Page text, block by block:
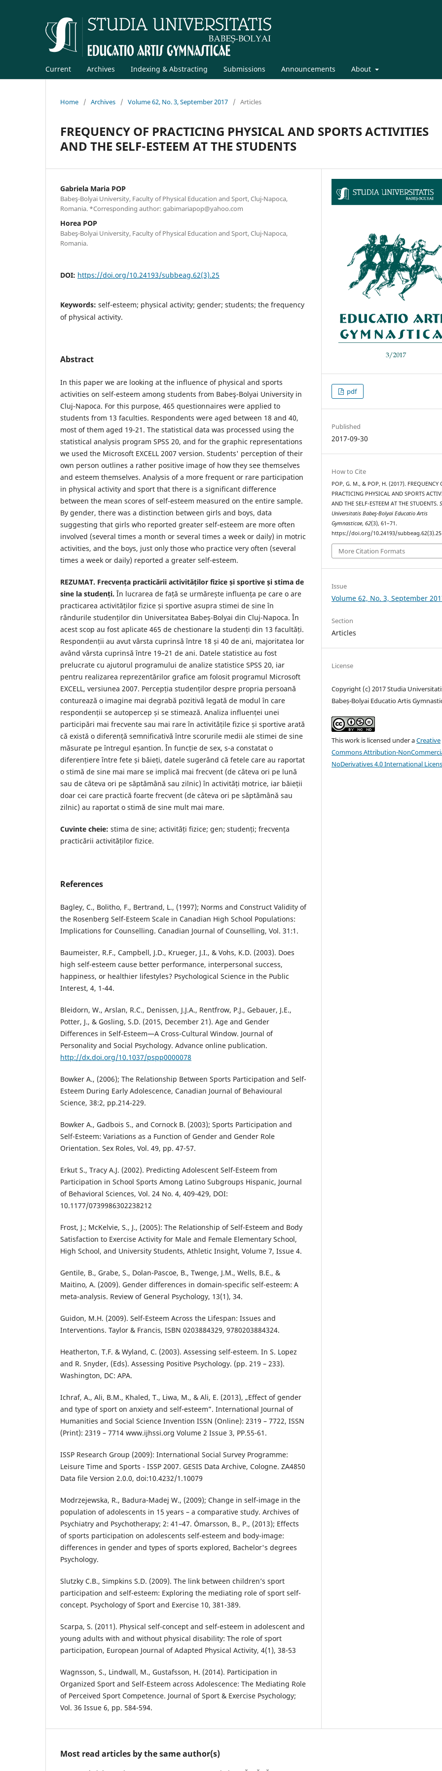
Current Archives Indexing & Abstracting Submissions Announcements About
Home / Archives / Volume 62, No. 3, September 2017 / Articles
FREQUENCY OF PRACTICING PHYSICAL AND SPORTS ACTIVITIES
AND THE SELF-ESTEEM AT THE STUDENTS
Gabriela Maria POP
Babeş-Bolyai University, Faculty of Physical Education and Sport, Cluj-Napoca,
Romania. *Corresponding author: gabimariapop@yahoo.com
Horea POP
Babeş-Bolyai University, Faculty of Physical Education and Sport, Cluj-Napoca,
Romania.
DOI: https://doi.org/10.24193/subbeag.62(3).25
Keywords: self-esteem; physical activity; gender; students; the frequency
of physical activity.
Abstract
In this paper we are looking at the influence of physical and sports
activities on self-esteem among students from Babeş-Bolyai University in
Cluj-Napoca. For this purpose, 465 questionnaires were applied to
students from 13 faculties. Respondents were aged between 18 and 40,
most of them aged 19-21. The statistical data was processed using the
statistical analysis program SPSS 20, and for the graphic representations
we used the Microsoft EXCELL 2007 version. Students' perception of their
own person outlines a rather positive image of how they see themselves
and esteem themselves. Analysis of a more frequent or rare participation
in physical activity and sport that there is a significant difference
between the mean scores of self-esteem measured on the entire sample.
By gender, there was a distinction between girls and boys, data
suggesting that girls who reported greater self-esteem are more often
involved (several times a month or several times a week or daily) in motric
activities, and the boys, just only those who practice very often (several
times a week or daily) reported a greater self-esteem.
REZUMAT. Frecvența practicării activităților fizice și sportive și stima de
sine la studenți. În lucrarea de față se urmărește influența pe care o are
practicarea activităților fizice și sportive asupra stimei de sine în
rândurile studenților din Universitatea Babeş-Bolyai din Cluj-Napoca. În
acest scop au fost aplicate 465 de chestionare la studenți din 13 facultăți.
Respondenții au avut vârsta cuprinsă între 18 și 40 de ani, majoritatea lor
având vârsta cuprinsă între 19–21 de ani. Datele statistice au fost
prelucrate cu ajutorul programului de analize statistice SPSS 20, iar
pentru realizarea reprezentărilor grafice am folosit programul Microsoft
EXCELL, versiunea 2007. Percepția studenților despre propria persoană
conturează o imagine mai degrabă pozitivă legată de modul în care
respondenții se autopercep și se stimează. Analiza influenței unei
participări mai frecvente sau mai rare în activitățile fizice și sportive arată
că există o diferență semnificativă între scorurile medii ale stimei de sine
măsurate pe întregul eșantion. În funcție de sex, s-a constatat o
diferențiere între fete și băieți, datele sugerând că fetele care au raportat
o stimă de sine mai mare se implică mai frecvent (de câteva ori pe lună
sau de câteva ori pe săptămână sau zilnic) în activități motrice, iar băieții
doar cei care practică foarte frecvent (de câteva ori pe săptămână sau
zilnic) au raportat o stimă de sine mult mai mare.
Cuvinte cheie: stima de sine; activități fizice; gen; studenți; frecvența
practicării activităților fizice.
References
Bagley, C., Bolitho, F., Bertrand, L., (1997); Norms and Construct Validity of
the Rosenberg Self-Esteem Scale in Canadian High School Populations:
Implications for Counselling. Canadian Journal of Counselling, Vol. 31:1.
Baumeister, R.F., Campbell, J.D., Krueger, J.I., & Vohs, K.D. (2003). Does
high self-esteem cause better performance, interpersonal success,
happiness, or healthier lifestyles? Psychological Science in the Public
Interest, 4, 1-44.
Bleidorn, W., Arslan, R.C., Denissen, J.J.A., Rentfrow, P.J., Gebauer, J.E.,
Potter, J., & Gosling, S.D. (2015, December 21). Age and Gender
Differences in Self-Esteem—A Cross-Cultural Window. Journal of
Personality and Social Psychology. Advance online publication.
http://dx.doi.org/10.1037/pspp0000078
Bowker A., (2006); The Relationship Between Sports Participation and Self-
Esteem During Early Adolescence, Canadian Journal of Behavioural
Science, 38:2, pp.214-229.
Bowker A., Gadbois S., and Cornock B. (2003); Sports Participation and
Self-Esteem: Variations as a Function of Gender and Gender Role
Orientation. Sex Roles, Vol. 49, pp. 47-57.
Erkut S., Tracy A.J. (2002). Predicting Adolescent Self-Esteem from
Participation in School Sports Among Latino Subgroups Hispanic, Journal
of Behavioral Sciences, Vol. 24 No. 4, 409-429, DOI:
10.1177/0739986302238212
Frost, J.; McKelvie, S., J., (2005): The Relationship of Self-Esteem and Body
Satisfaction to Exercise Activity for Male and Female Elementary School,
High School, and University Students, Athletic Insight, Volume 7, Issue 4.
Gentile, B., Grabe, S., Dolan-Pascoe, B., Twenge, J.M., Wells, B.E., &
Maitino, A. (2009). Gender differences in domain-specific self-esteem: A
meta-analysis. Review of General Psychology, 13(1), 34.
Guidon, M.H. (2009). Self-Esteem Across the Lifespan: Issues and
Interventions. Taylor & Francis, ISBN 0203884329, 9780203884324.
Heatherton, T.F. & Wyland, C. (2003). Assessing self-esteem. In S. Lopez
and R. Snyder, (Eds). Assessing Positive Psychology. (pp. 219 – 233).
Washington, DC: APA.
Ichraf, A., Ali, B.M., Khaled, T., Liwa, M., & Ali, E. (2013), „Effect of gender
and type of sport on anxiety and self-esteem”. International Journal of
Humanities and Social Science Invention ISSN (Online): 2319 – 7722, ISSN
(Print): 2319 – 7714 www.ijhssi.org Volume 2 Issue 3, PP.55-61.
ISSP Research Group (2009): International Social Survey Programme:
Leisure Time and Sports - ISSP 2007. GESIS Data Archive, Cologne. ZA4850
Data file Version 2.0.0, doi:10.4232/1.10079
Modrzejewska, R., Badura-Madej W., (2009); Change in self-image in the
population of adolescents in 15 years – a comparative study. Archives of
Psychiatry and Psychotherapy; 2: 41–47. Ómarsson, B., P., (2013); Effects
of sports participation on adolescents self-esteem and body-image:
differences in gender and types of sports explored, Bachelor's degrees
Psychology.
Slutzky C.B., Simpkins S.D. (2009). The link between children’s sport
participation and self-esteem: Exploring the mediating role of sport self-
concept. Psychology of Sport and Exercise 10, 381-389.
Scarpa, S. (2011). Physical self-concept and self-esteem in adolescent and
young adults with and without physical disability: The role of sport
participation, European Journal of Adapted Physical Activity, 4(1), 38-53
Wagnsson, S., Lindwall, M., Gustafsson, H. (2014). Participation in
Organized Sport and Self-Esteem across Adolescence: The Mediating Role
of Perceived Sport Competence. Journal of Sport & Exercise Psychology;
Vol. 36 Issue 6, pp. 584-594.
pdf
Published
2017-09-30
How to Cite
POP, G. M., & POP, H. (2017). FREQUENCY
PRACTICING PHYSICAL AND SPORTS
AND THE SELF-ESTEEM AT THE STUDENTS.
Universitatis Babeş-Bolyai Educatio Artis
Gymnasticae,62(3), 61–71.
https://doi.org/10.24193/subbeag.62(3).25
More Citation Formats
Issue
Volume 62, No. 3, September
Section
Articles
License
Copyright (c) 2017 Studia
Babeș-Bolyai Educatio Artis
This work is licensed under aCreative
Commons Attribution-
NoDerivatives 4.0 International
Most read articles by the same author(s)